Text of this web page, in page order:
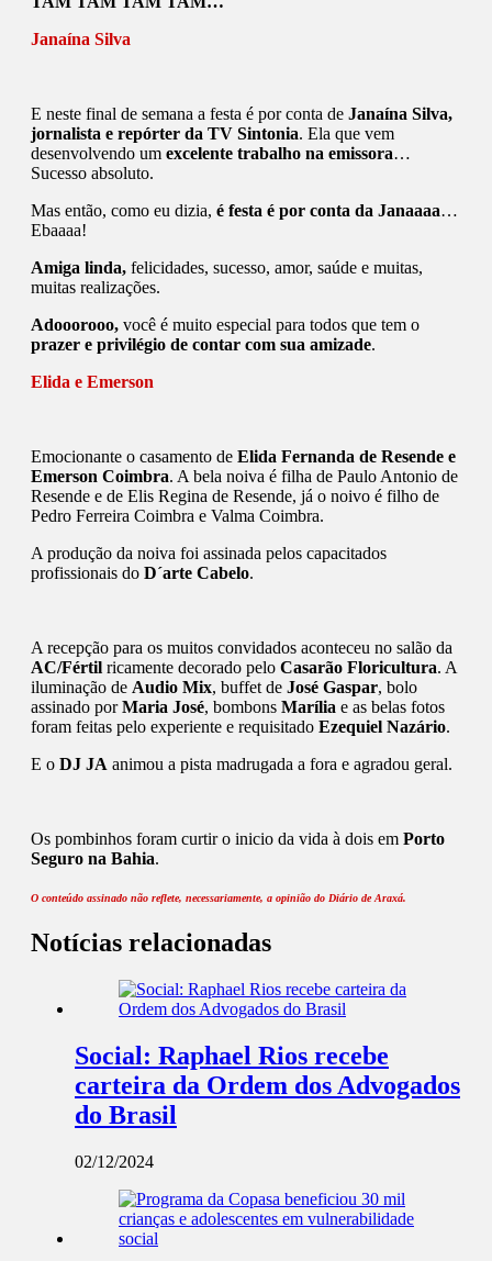
Janaína Silva
E neste final de semana a festa é por conta de Janaína Silva,
jornalista e repórter da TV Sintonia. Ela que vem
desenvolvendo um excelente trabalho na emissora…
Sucesso absoluto.
Mas então, como eu dizia, é festa é por conta da Janaaaa…
Ebaaaa!
Amiga linda, felicidades, sucesso, amor, saúde e muitas,
muitas realizações.
Adooorooo, você é muito especial para todos que tem o
prazer e privilégio de contar com sua amizade.
Elida e Emerson
Emocionante o casamento de Elida Fernanda de Resende e
Emerson Coimbra. A bela noiva é filha de Paulo Antonio de
Resende e de Elis Regina de Resende, já o noivo é filho de
Pedro Ferreira Coimbra e Valma Coimbra.
A produção da noiva foi assinada pelos capacitados
profissionais do D´arte Cabelo.
A recepção para os muitos convidados aconteceu no salão da
AC/Fértil ricamente decorado pelo Casarão Floricultura. A
iluminação de Audio Mix, buffet de José Gaspar, bolo
assinado porMaria José, bombons Marília e as belas fotos
foram feitas pelo experiente e requisitado Ezequiel Nazário.
E o DJ JA animou a pista madrugada a fora e agradou geral.
Os pombinhos foram curtir o inicio da vida à dois em Porto
Seguro na Bahia.
O conteúdo assinado não reflete, necessariamente, a opinião do Diário de Araxá.
Notícias relacionadas
Social: Raphael Rios recebe
carteira da Ordem dos Advogados
do Brasil
02/12/2024